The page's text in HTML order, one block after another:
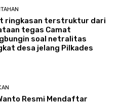
ringkasan terstruktur dari
tegas Camat
soal netralitas
desa jelang Pilkades
Resmi Mendaftar